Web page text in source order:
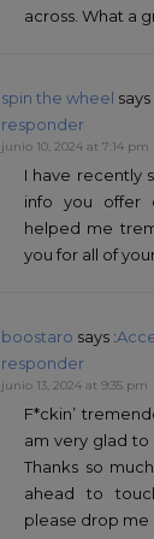
across. What a
spin the wheel says
responder
junio 10, 2024 at 7:14 pm
I have recently
info you offer
helped me
you for all of
boostaro says :
responder
junio 13, 2024 at 9:35 pm
F*ckin’
am very glad to
Thanks so
ahead to
please drop me